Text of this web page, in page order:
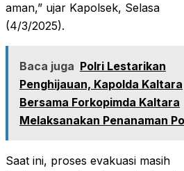
aman,” ujar Kapolsek, Selasa
(4/3/2025).
Baca juga Polri Lestarikan
Penghijauan, Kapolda Kaltara
Bersama Forkopimda Kaltara
Melaksanakan Penanaman
Saat ini, proses evakuasi masih